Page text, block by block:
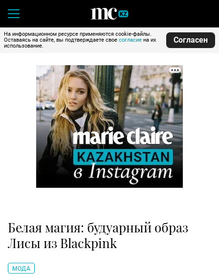
На информационном ресурсе применяются cookie-файлы.
Оставаясь на сайте, вы подтверждаете свое согласие на их
использование.
Согласен
Белая магия: будуарный образ
Лисы из Blackpink
МОДА